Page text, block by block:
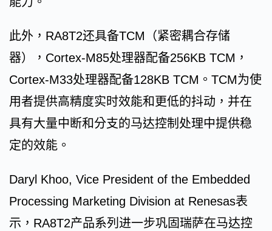
此外，RA8T2还具备TCM（紧密耦合存储
器），Cortex-M85处理器配备256KB TCM，
Cortex-M33处理器配备128KB TCM。TCM为使
用者提供高精度实时效能和更低的抖动，并在
具有大量中断和分支的马达控制处理中提供稳
定的效能。
Daryl Khoo, Vice President of the Embedded
Processing Marketing Division at Renesas表
示，RA8T2产品系列进一步巩固瑞萨在马达控